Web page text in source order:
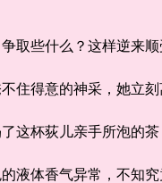
些什么？这样逆来顺
得意的神采，她立刻
杯荻儿亲手所泡的茶
体香气异常，不知究